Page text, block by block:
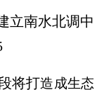
立南水北调中
将打造成生态